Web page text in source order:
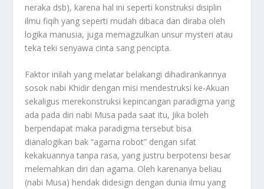
neraka dsb), karena hal ini seperti konstruksi disiplin
ilmu fiqih yang seperti mudah dibaca dan diraba oleh
logika manusia, juga memagzulkan unsur mysteri atau
teka teki senyawa cinta sang pencipta.
Faktor inilah yang melatar belakangi dihadirankannya
sosok nabi Khidir dengan misi mendestruksi ke-Akuan
sekaligus merekonstruksi kepincangan paradigma yang
ada pada diri nabi Musa pada saat itu, Jika boleh
berpendapat maka paradigma tersebut bisa
dianalogikan bak “agama robot” dengan sifat
kekakuannya tanpa rasa, yang justru berpotensi besar
melemahkan diri dan agama. Oleh karenanya beliau
(nabi Musa) hendak didesign dengan dunia ilmu yang